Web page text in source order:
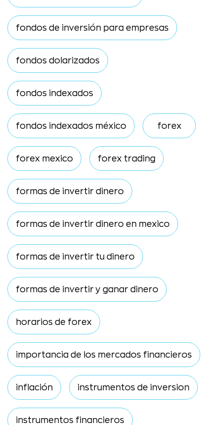
fondos de inversión para empresas
fondos dolarizados
fondos indexados
fondos indexados méxico forex
forex mexico forex trading
formas de invertir dinero
formas de invertir dinero en mexico
formas de invertir tu dinero
formas de invertir y ganar dinero
horarios de forex
importancia de los mercados financieros
inflación instrumentos de inversion
instrumentos financieros